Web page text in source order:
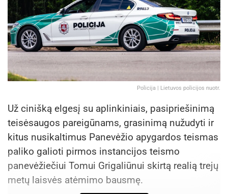
Policija | Lietuvos policijos nuotr.
Už cinišką elgesį su aplinkiniais, pasipriešinimą
teisėsaugos pareigūnams, grasinimą nužudyti ir
kitus nusikaltimus Panevėžio apygardos teismas
paliko galioti pirmos instancijos teismo
panevėžiečiui Tomui Grigaliūnui skirtą realią trejų
metų laisvės atėmimo bausmę.